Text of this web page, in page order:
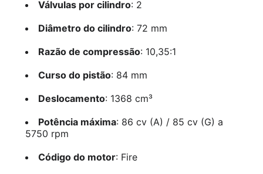
Válvulas por cilindro: 2
Diâmetro do cilindro: 72 mm
Razão de compressão: 10,35:1
Curso do pistão: 84 mm
Deslocamento: 1368 cm³
Potência máxima: 86 cv (A) / 85 cv (G) a
5750 rpm
Código do motor: Fire